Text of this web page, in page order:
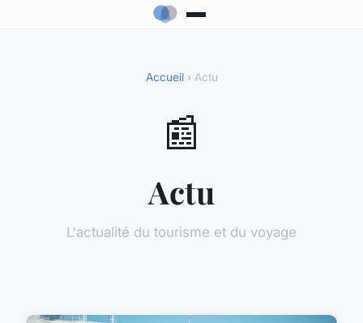
Accueil› Actu
📰
Actu
L'actualité du tourisme et du voyage